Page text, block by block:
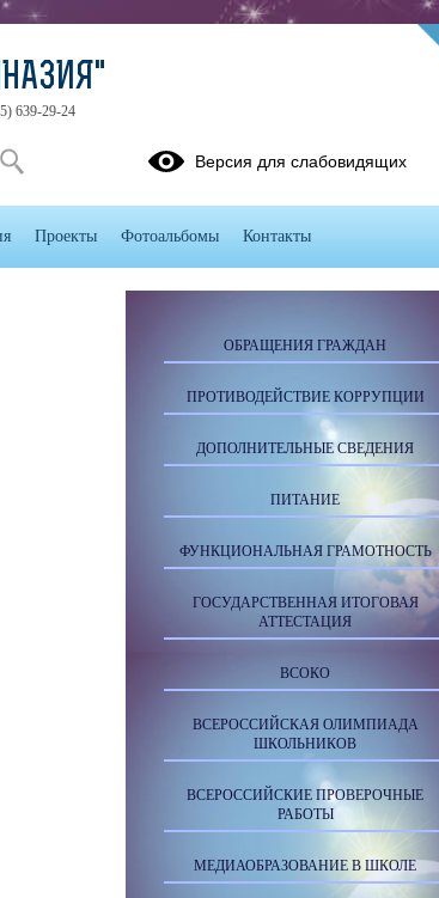
ОБРАЩЕНИЯ ГРАЖДАН
ПРОТИВОДЕЙСТВИЕ КОРРУПЦИИ
ДОПОЛНИТЕЛЬНЫЕ СВЕДЕНИЯ
ПИТАНИЕ
ФУНКЦИОНАЛЬНАЯ ГРАМОТНОСТЬ
ГОСУДАРСТВЕННАЯ ИТОГОВАЯ
АТТЕСТАЦИЯ
ВСОКО
ВСЕРОССИЙСКАЯ ОЛИМПИАДА
ШКОЛЬНИКОВ
ВСЕРОССИЙСКИЕ ПРОВЕРОЧНЫЕ
РАБОТЫ
МЕДИАОБРАЗОВАНИЕ В ШКОЛЕ
639-29-24
Версия для слабовидящих
Проекты Фотоальбомы Контакты